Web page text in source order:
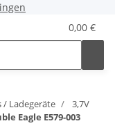
0,00 €
/ Ladegeräte
3,7V
Eagle E579-003